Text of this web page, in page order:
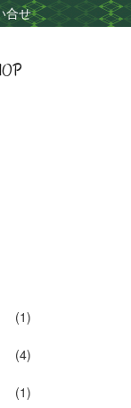
合せ
(1)
(4)
(1)